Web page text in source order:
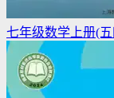
七年级数学上册(